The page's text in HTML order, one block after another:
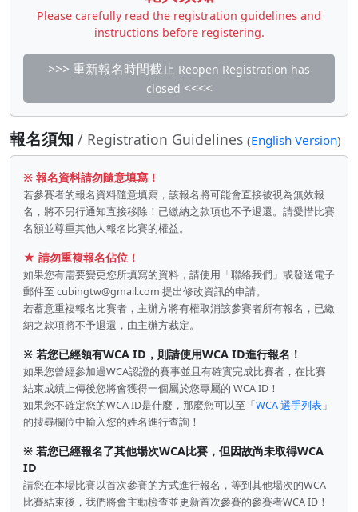
Please carefully read the registration guidelines and
instructions before registering.
>>> 重新報名時間截止 Reopen Registration has
closed <<<<
報名須知 / Registration Guidelines (English Version)
※ 報名資料請勿隨意填寫！
若參賽者的報名資料隨意填寫，該報名將可能會直接被視為無效報
名，將不另行通知直接移除！已繳納之款項也不予退還。請愛惜比賽
名額並尊重其他人報名比賽的權益。
★ 請勿重複報名佔位！
如果您有需要變更您所填寫的資料，請使用「聯絡我們」或發送電子
郵件至 cubingtw@gmail.com 提出修改資訊的申請。
若蓄意重複報名比賽者，主辦方將有權取消該參賽者所有報名，已繳
納之款項將不予退還，由主辦方裁定。
※ 若您已經領有WCA ID，則請使用WCA ID進行報名！
如果您曾經參加過WCA認證的賽事並且有確實完成比賽者，在比賽
結束成績上傳後您將會獲得一個屬於您專屬的 WCA ID！
如果您不確定您的WCA ID是什麼，那麼您可以至「WCA 選手列表 」
的搜尋欄位中輸入您的姓名進行查詢！
※ 若您已經報名了其他場次WCA比賽，但因故尚未取得WCA
ID
請您在本場比賽以首次參賽的方式進行報名，等到其他場次的WCA
比賽結束後，我們將會主動檢查並更新首次參賽的參賽者WCA ID！